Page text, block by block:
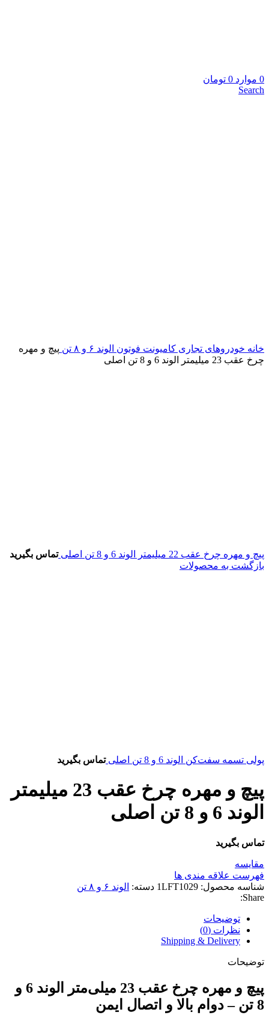
0 موارد 0 تومان
Search
خانه خودروهای تجاری کامیونت فوتون الوند ۶ و ۸ تن
پیچ و مهره
چرخ عقب 23 میلیمتر الوند 6 و 8 تن اصلی
پیچ و مهره چرخ عقب 22 میلیمتر الوند 6 و 8 تن اصلی
تماس بگیرید
بازگشت به محصولات
پولی تسمه سفت‌کن الوند 6 و 8 تن اصلی تماس بگیرید
پیچ و مهره چرخ عقب 23 میلیمتر
الوند 6 و 8 تن اصلی
تماس بگیرید
مقایسه
فهرست علاقه مندی ها
شناسه محصول: 1LFT1029 دسته: الوند ۶ و ۸ تن
Share:
توضیحات
نظرات (0)
Shipping & Delivery
توضیحات
پیچ و مهره چرخ عقب 23 میلی‌متر الوند 6 و
8 تن – دوام بالا و اتصال ایمن